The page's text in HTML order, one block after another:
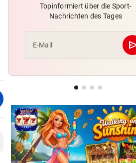
AFLE TOP-SPIEL:
LIVE: Vienna Vikings treffen
Wroclav Panthers
Hartberg – Sturm
MotoGP: Martin holt sich
Sprintsieg in Silverstone
Topinformiert über die Sport-
Nachrichten des Tages
E-Mail